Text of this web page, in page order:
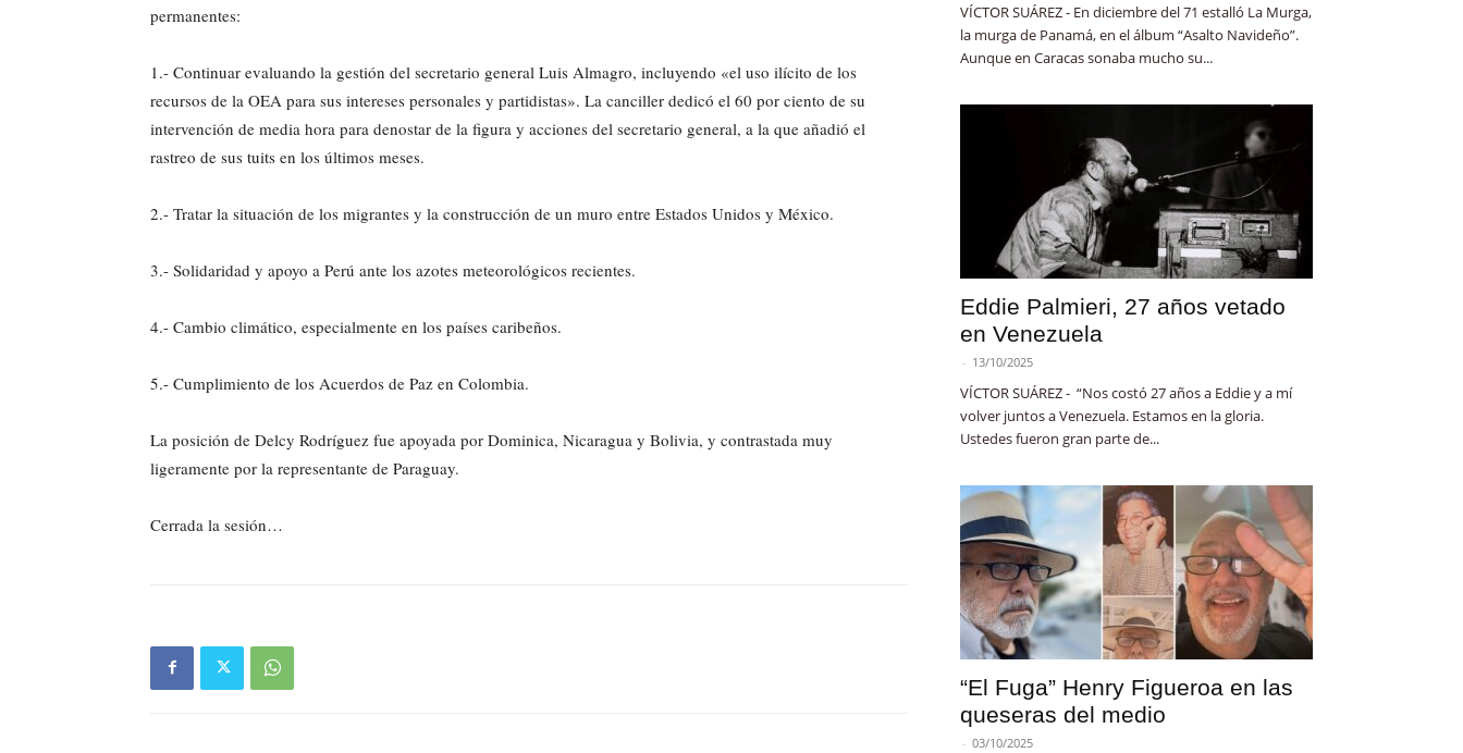
permanentes:
1.- Continuar evaluando la gestión del secretario general Luis Almagro, incluyendo «el uso ilícito de los
recursos de la OEA para sus intereses personales y partidistas». La canciller dedicó el 60 por ciento de su
intervención de media hora para denostar de la figura y acciones del secretario general, a la que añadió el
rastreo de sus tuits en los últimos meses.
2.- Tratar la situación de los migrantes y la construcción de un muro entre Estados Unidos y México.
3.- Solidaridad y apoyo a Perú ante los azotes meteorológicos recientes.
4.- Cambio climático, especialmente en los países caribeños.
5.- Cumplimiento de los Acuerdos de Paz en Colombia.
La posición de Delcy Rodríguez fue apoyada por Dominica, Nicaragua y Bolivia, y contrastada muy
ligeramente por la representante de Paraguay.
Cerrada la sesión…
VÍCTOR SUÁREZ - En diciembre del 71 estalló La Murga,
la murga de Panamá, en el álbum “Asalto Navideño”.
Aunque en Caracas sonaba mucho su...
Eddie Palmieri, 27 años vetado
en Venezuela
- 13/10/2025
VÍCTOR SUÁREZ - “Nos costó 27 años a Eddie y a mí
volver juntos a Venezuela. Estamos en la gloria.
Ustedes fueron gran parte de...
“El Fuga” Henry Figueroa en las
queseras del medio
- 03/10/2025